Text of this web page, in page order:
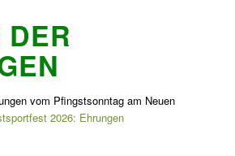
vom Pfingstsonntag am Neuen
2026: Ehrungen